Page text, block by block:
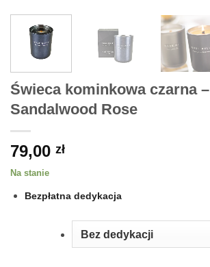
Świeca kominkowa czarna –
Sandalwood Rose
79,00 zł
Na stanie
Bezpłatna dedykacja